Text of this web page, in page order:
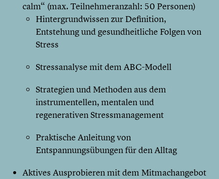
calm“ (max. Teilnehmeranzahl: 50 Personen)
Hintergrundwissen zur Definition,
Entstehung und gesundheitliche Folgen von
Stress
Stressanalyse mit dem ABC-Modell
Strategien und Methoden aus dem
instrumentellen, mentalen und
regenerativen Stressmanagement
Praktische Anleitung von
Entspannungsübungen für den Alltag
Aktives Ausprobieren mit dem Mitmachangebot